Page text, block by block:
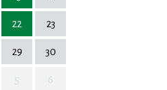
22 23
29 30